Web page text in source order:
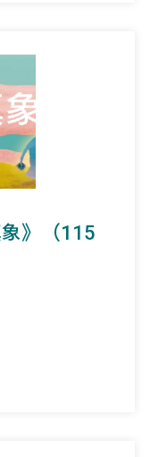
》（115